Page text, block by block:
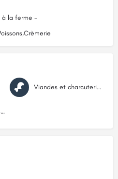
à la ferme -
Viandes et charcuteries
Fromages et produits laitiers